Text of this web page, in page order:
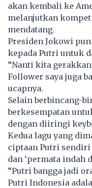
akan kembali ke
melanjutkan
mendatang.
Presiden Jokowi
kepada Putri untuk
“Nanti kita
Follower saya juga
ucapnya.
Selain berbincang-
berkesempatan
dengan diiringi
Kedua lagu yang
ciptaan Putri sendiri
dan ‘permata indah
“Putri bangga jadi
Putri Indonesia